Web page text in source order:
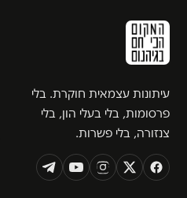
עיתונות עצמאית חוקרת. בלי
פרסומות, בלי בעלי הון, בלי
צנזורה, בלי פשרות.